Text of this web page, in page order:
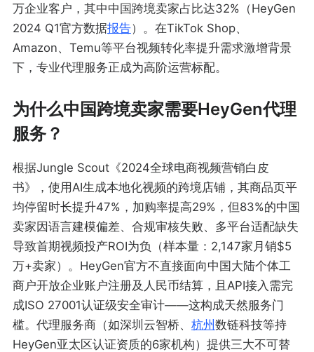
万企业客户，其中中国跨境卖家占比达32%（HeyGen
2024 Q1官方数据报告）。在TikTok Shop、
Amazon、Temu等平台视频转化率提升需求激增背景
下，专业代理服务正成为高阶运营标配。
为什么中国跨境卖家需要HeyGen代理
服务？
根据Jungle Scout《2024全球电商视频营销白皮
书》，使用AI生成本地化视频的跨境店铺，其商品页平
均停留时长提升47%，加购率提高29%，但83%的中国
卖家因语言建模偏差、合规审核失败、多平台适配缺失
导致首期视频投产ROI为负（样本量：2,147家月销$5
万+卖家）。HeyGen官方不直接面向中国大陆个体工
商户开放企业账户注册及人民币结算，且API接入需完
成ISO 27001认证级安全审计——这构成天然服务门
槛。代理服务商（如深圳云智桥、 杭州 数链科技等持
HeyGen亚太区认证资质的6家机构）提供三大不可替